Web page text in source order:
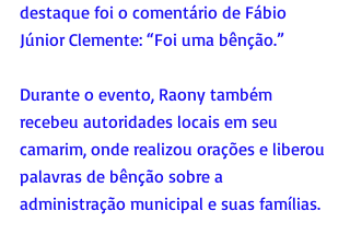
destaque foi o comentário de Fábio
Júnior Clemente: “Foi uma bênção.”
Durante o evento, Raony também
recebeu autoridades locais em seu
camarim, onde realizou orações e liberou
palavras de bênção sobre a
administração municipal e suas famílias.